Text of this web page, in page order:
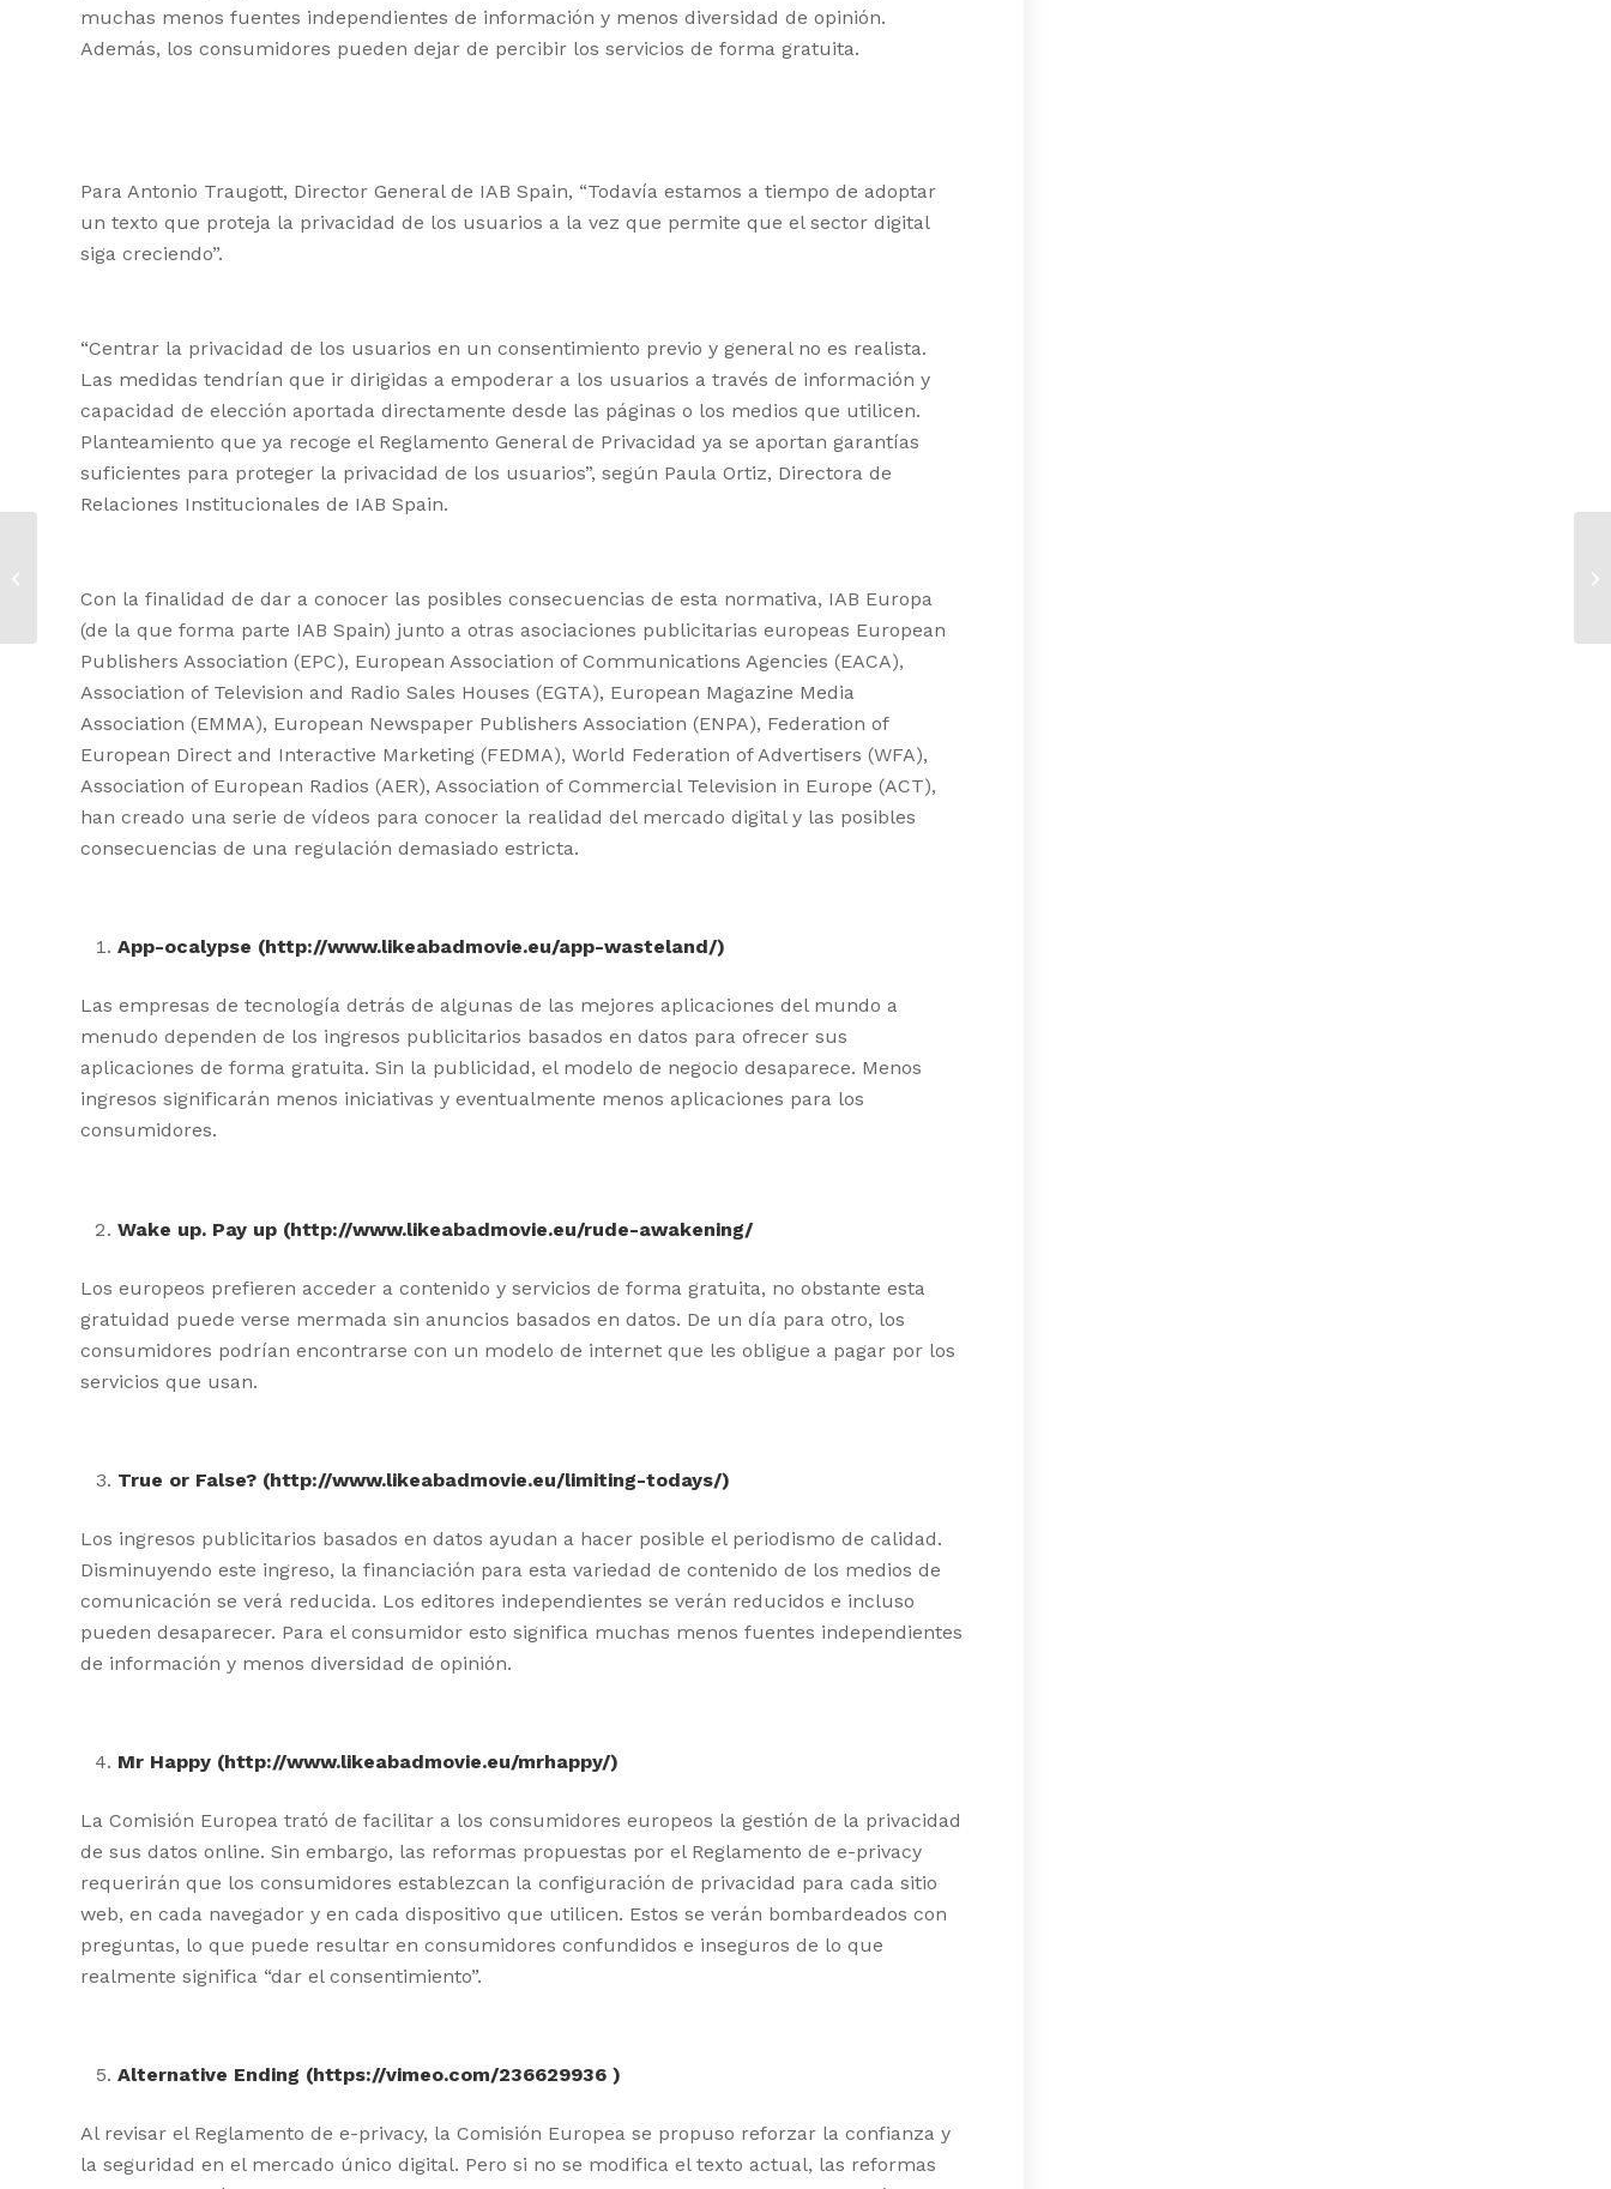
muchas menos fuentes independientes de información y menos diversidad de opinión.
Además, los consumidores pueden dejar de percibir los servicios de forma gratuita.
Para Antonio Traugott, Director General de IAB Spain, “Todavía estamos a tiempo de adoptar
un texto que proteja la privacidad de los usuarios a la vez que permite que el sector digital
siga creciendo”.
“Centrar la privacidad de los usuarios en un consentimiento previo y general no es realista.
Las medidas tendrían que ir dirigidas a empoderar a los usuarios a través de información y
capacidad de elección aportada directamente desde las páginas o los medios que utilicen.
Planteamiento que ya recoge el Reglamento General de Privacidad ya se aportan garantías
suficientes para proteger la privacidad de los usuarios”, según Paula Ortiz, Directora de
Relaciones Institucionales de IAB Spain.
Con la finalidad de dar a conocer las posibles consecuencias de esta normativa, IAB Europa
(de la que forma parte IAB Spain) junto a otras asociaciones publicitarias europeas European
Publishers Association (EPC), European Association of Communications Agencies (EACA),
Association of Television and Radio Sales Houses (EGTA), European Magazine Media
Association (EMMA), European Newspaper Publishers Association (ENPA), Federation of
European Direct and Interactive Marketing (FEDMA), World Federation of Advertisers (WFA),
Association of European Radios (AER), Association of Commercial Television in Europe (ACT),
han creado una serie de vídeos para conocer la realidad del mercado digital y las posibles
consecuencias de una regulación demasiado estricta.
App-ocalypse (http://www.likeabadmovie.eu/app-wasteland/)
Las empresas de tecnología detrás de algunas de las mejores aplicaciones del mundo a
menudo dependen de los ingresos publicitarios basados en datos para ofrecer sus
aplicaciones de forma gratuita. Sin la publicidad, el modelo de negocio desaparece. Menos
ingresos significarán menos iniciativas y eventualmente menos aplicaciones para los
consumidores.
Wake up. Pay up (http://www.likeabadmovie.eu/rude-awakening/
Los europeos prefieren acceder a contenido y servicios de forma gratuita, no obstante esta
gratuidad puede verse mermada sin anuncios basados en datos. De un día para otro, los
consumidores podrían encontrarse con un modelo de internet que les obligue a pagar por los
servicios que usan.
True or False? (http://www.likeabadmovie.eu/limiting-todays/)
Los ingresos publicitarios basados en datos ayudan a hacer posible el periodismo de calidad.
Disminuyendo este ingreso, la financiación para esta variedad de contenido de los medios de
comunicación se verá reducida. Los editores independientes se verán reducidos e incluso
pueden desaparecer. Para el consumidor esto significa muchas menos fuentes independientes
de información y menos diversidad de opinión.
Mr Happy (http://www.likeabadmovie.eu/mrhappy/)
La Comisión Europea trató de facilitar a los consumidores europeos la gestión de la privacidad
de sus datos online. Sin embargo, las reformas propuestas por el Reglamento de e-privacy
requerirán que los consumidores establezcan la configuración de privacidad para cada sitio
web, en cada navegador y en cada dispositivo que utilicen. Estos se verán bombardeados con
preguntas, lo que puede resultar en consumidores confundidos e inseguros de lo que
realmente significa “dar el consentimiento”.
Alternative Ending (https://vimeo.com/236629936 )
Al revisar el Reglamento de e-privacy, la Comisión Europea se propuso reforzar la confianza y
la seguridad en el mercado único digital. Pero si no se modifica el texto actual, las reformas
publicidad por interés
propio